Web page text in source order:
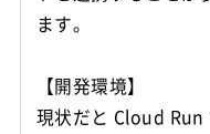
ます。
【開発環境】
現状だと Cloud Run